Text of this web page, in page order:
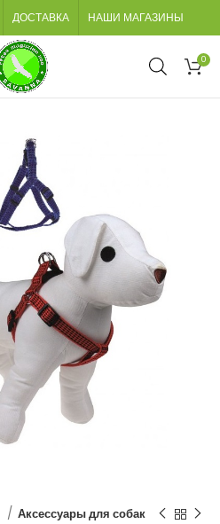
ДОСТАВКА НАШИ МАГАЗИНЫ
0
Аксессуары для собак